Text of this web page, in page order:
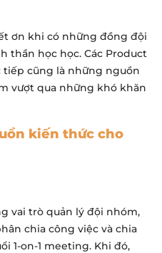
ơn khi có những đồng đội
thần học học. Các Product
tiếp cũng là những nguồn
vượt qua những khó khăn
kiến thức cho
vai trò quản lý đội nhóm,
chia công việc và chia
1-on-1 meeting. Khi đó,